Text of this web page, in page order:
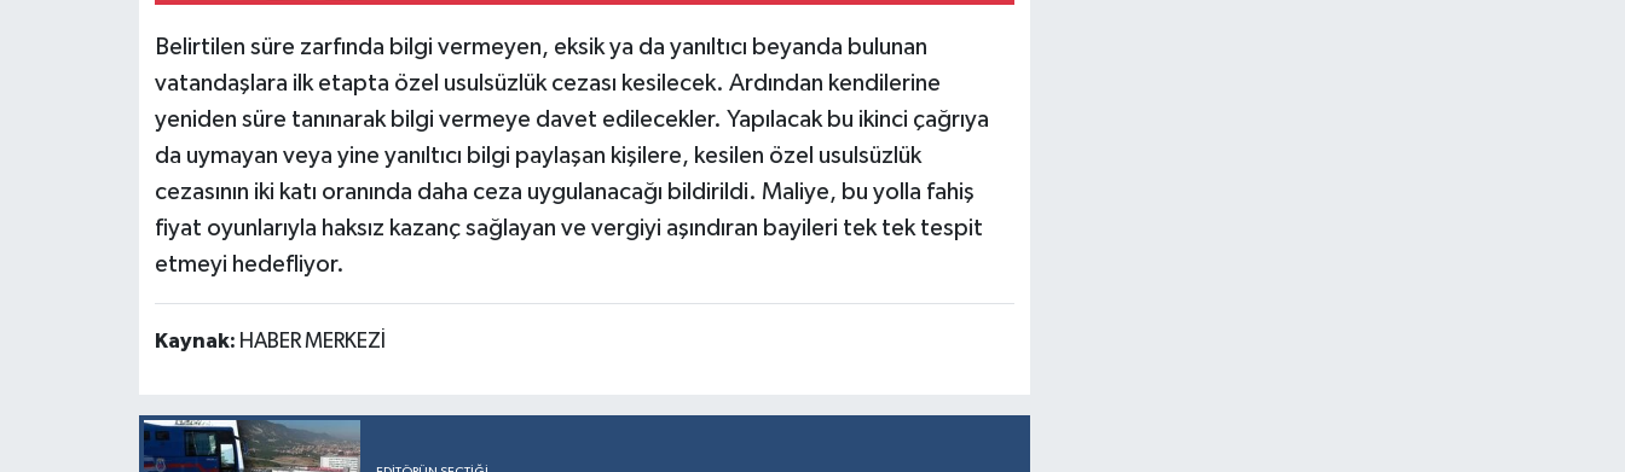
Belirtilen süre zarfında bilgi vermeyen, eksik ya da yanıltıcı beyanda bulunan
vatandaşlara ilk etapta özel usulsüzlük cezası kesilecek. Ardından kendilerine
yeniden süre tanınarak bilgi vermeye davet edilecekler. Yapılacak bu ikinci çağrıya
da uymayan veya yine yanıltıcı bilgi paylaşan kişilere, kesilen özel usulsüzlük
cezasının iki katı oranında daha ceza uygulanacağı bildirildi. Maliye, bu yolla fahiş
fiyat oyunlarıyla haksız kazanç sağlayan ve vergiyi aşındıran bayileri tek tek tespit
etmeyi hedefliyor.
Kaynak: HABER MERKEZİ